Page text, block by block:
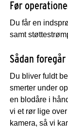
Før
Du får en
samt
Sådan
Du bliver fuldt
smerter under
en blodåre i
vi et rør lige
kamera, så vi